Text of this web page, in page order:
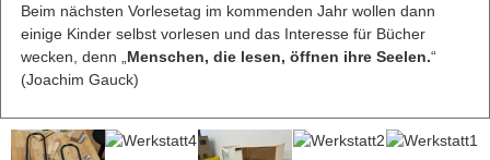
Beim nächsten Vorlesetag im kommenden Jahr wollen dann
einige Kinder selbst vorlesen und das Interesse für Bücher
wecken, denn „ Menschen, die lesen, öffnen ihre Seelen.“
(Joachim Gauck)